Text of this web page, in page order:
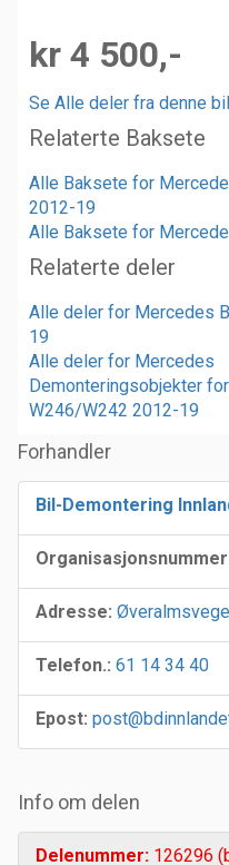
kr 4 500,-
Se Alle deler fra denne
Relaterte Baksete
Alle Baksete for
2012-19
Alle Baksete for
Relaterte deler
Alle deler for Mercedes
19
Alle deler for Mercedes
Demonteringsobjekter
W246/W242 2012-19
Forhandler
Bil-Demontering
Adresse:
Telefon.: 61 14 34 40
Epost:
Info om delen
Delenummer: 126296